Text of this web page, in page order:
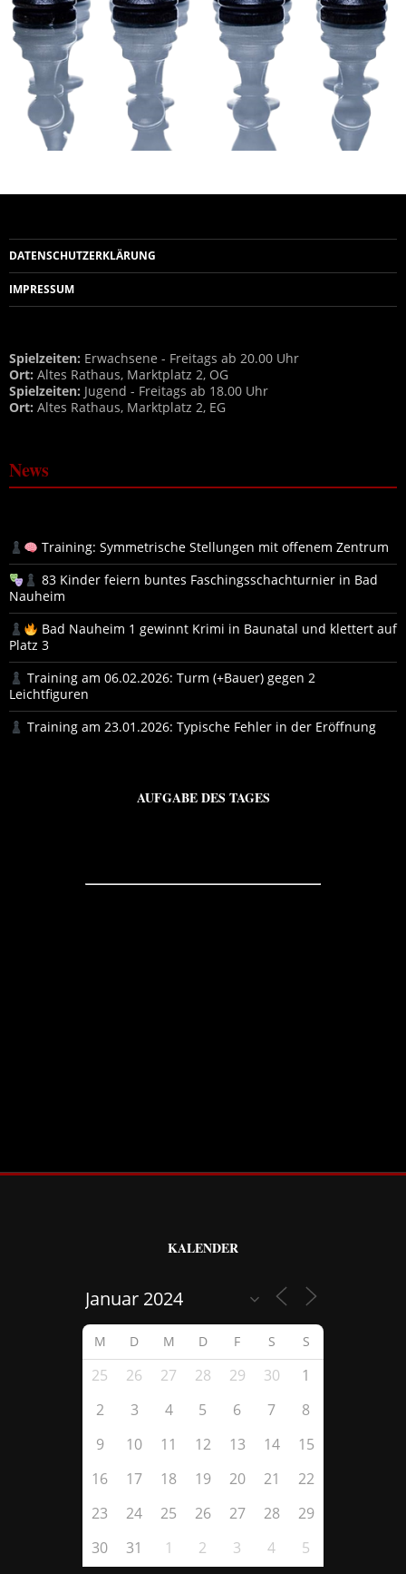
DATENSCHUTZERKLÄRUNG
IMPRESSUM
Spielzeiten: Erwachsene - Freitags ab 20.00 Uhr
Ort: Altes Rathaus, Marktplatz 2, OG
Spielzeiten: Jugend - Freitags ab 18.00 Uhr
Ort: Altes Rathaus, Marktplatz 2, EG
News
Training: Symmetrische Stellungen mit offenem Zentrum
83 Kinder feiern buntes Faschingsschachturnier in Bad
Nauheim
Bad Nauheim 1 gewinnt Krimi in Baunatal und klettert auf
Platz 3
Training am 06.02.2026: Turm (+Bauer) gegen 2
Leichtfiguren
Training am 23.01.2026: Typische Fehler in der Eröffnung
AUFGABE DES TAGES
KALENDER
M D M D F S S
25 26 27 28 29 30
1
2
3 4 5 6 7
8
9
10 11 12 13 14
15
16
17 18 19 20 21
22
23
24 25 26 27 28
29
30
31 1 2 3 4 5